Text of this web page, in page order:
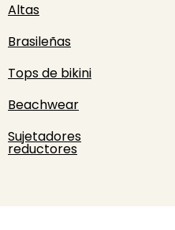
Altas
Brasileñas
Tops de bikini
Beachwear
Sujetadores
reductores